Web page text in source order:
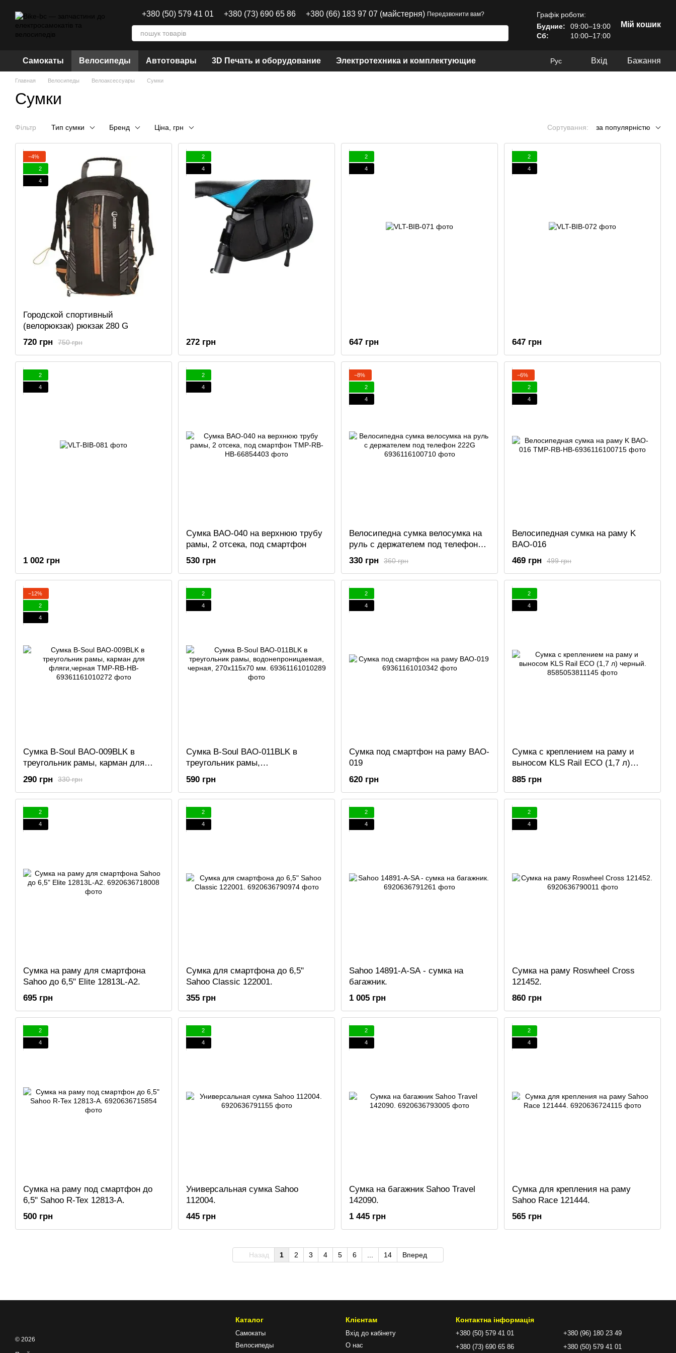
+380 (50) 579 41 01 +380 (73) 690 65 86 +380 (66) 183 97 07 (майстерня) Передзвонити вам?
Графік роботи:
Будние:
09:00–19:00
Сб:
10:00–17:00
Мій кошик
Самокаты Велосипеды Автотовары 3D Печать и оборудование Электротехника и комплектующие Рус Вхід Бажання
Главная Велосипеды Велоаксессуары Сумки
Сумки
Фільтр Тип сумки Бренд Ціна, грн Сортування: за популярністю
−4%
2
4
Городской спортивный
(велорюкзак) рюкзак 280 G
750 грн
720 грн
2
4
272 грн
2
4
647 грн
2
4
647 грн
2
4
1 002 грн
2
4
Сумка BAO-040 на верхнюю трубу
рамы, 2 отсека, под смартфон
530 грн
−8%
2
4
Велосипедна сумка велосумка на
руль с держателем под телефон
222G
360 грн
330 грн
−6%
2
4
Велосипедная сумка на раму K
BAO-016
499 грн
469 грн
−12%
2
4
Сумка B-Soul BAO-009BLK в
треугольник рамы, карман для
фляги,черная
330 грн
290 грн
2
4
Сумка B-Soul BAO-011BLK в
треугольник рамы,
водонепроницаемая, черная,
270х115х70 мм.
590 грн
2
4
Сумка под смартфон на раму BAO-
019
620 грн
2
4
Сумка с креплением на раму и
выносом KLS Rail ECO (1,7 л)
черный.
885 грн
2
4
Сумка на раму для смартфона
Sahoo до 6,5" Elite 12813L-A2.
695 грн
2
4
Сумка для смартфона до 6,5"
Sahoo Classic 122001.
355 грн
2
4
Sahoo 14891-A-SA - сумка на
багажник.
1 005 грн
2
4
Сумка на раму Roswheel Cross
121452.
860 грн
2
4
Сумка на раму под смартфон до
6,5" Sahoo R-Tex 12813-A.
500 грн
2
4
Универсальная сумка Sahoo
112004.
445 грн
2
4
Сумка на багажник Sahoo Travel
142090.
1 445 грн
2
4
Сумка для крепления на раму
Sahoo Race 121444.
565 грн
Назад 1 2 3 4 5 6 14 Вперед
© 2026
Каталог
Самокаты
Велосипеды
Клієнтам
Вхід до кабінету
О нас
Контактна інформація
+380 (50) 579 41 01
+380 (73) 690 65 86
+380 (96) 180 23 49
+380 (50) 579 41 01